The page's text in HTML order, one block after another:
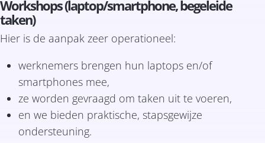
Workshops (laptop/smartphone, begeleide
taken)
Hier is de aanpak zeer operationeel:
werknemers brengen hun laptops en/of
smartphones mee,
ze worden gevraagd om taken uit te voeren,
en we bieden praktische, stapsgewijze
ondersteuning.